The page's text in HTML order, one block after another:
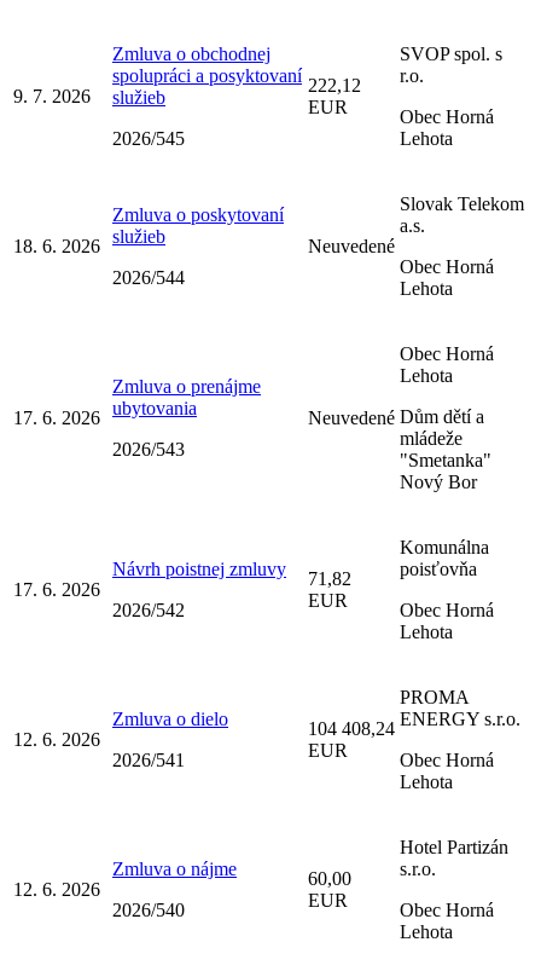
9. 7. 2026
Zmluva o obchodnej
spolupráci a posyktovaní
služieb
2026/545
222,12
EUR
SVOP spol. s
r.o.
Obec Horná
Lehota
18. 6. 2026
Zmluva o poskytovaní
služieb
2026/544
Neuvedené
Slovak Telekom
a.s.
Obec Horná
Lehota
17. 6. 2026
Zmluva o prenájme
ubytovania
2026/543
Neuvedené
Obec Horná
Lehota
Dům dětí a
mládeže
"Smetanka"
Nový Bor
17. 6. 2026
Návrh poistnej zmluvy
2026/542
71,82
EUR
Komunálna
poisťovňa
Obec Horná
Lehota
12. 6. 2026
Zmluva o dielo
2026/541
104 408,24
EUR
PROMA
ENERGY s.r.o.
Obec Horná
Lehota
12. 6. 2026
Zmluva o nájme
2026/540
60,00
EUR
Hotel Partizán
s.r.o.
Obec Horná
Lehota